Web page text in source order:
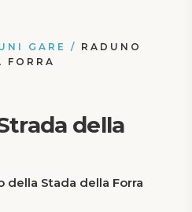
GARE / RADUNO
FORRA
della
della Stada della Forra